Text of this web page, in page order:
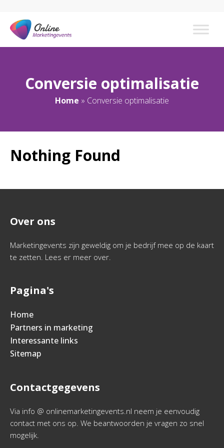
Conversie optimalisatie
Home » Conversie optimalisatie
Nothing Found
Over ons
Marketingevents zijn geweldig om je bedrijf mee op de kaart
te zetten. Lees er meer over.
Pagina's
Home
Partners in marketing
Interessante links
Sitemap
Contactgegevens
Via info @ onlinemarketingevents.nl neem je eenvoudig
contact met ons op. We beantwoorden je vragen zo snel
mogelijk.